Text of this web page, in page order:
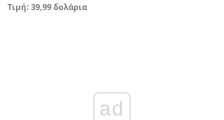
Τιμή: 39,99 δολάρια
ad